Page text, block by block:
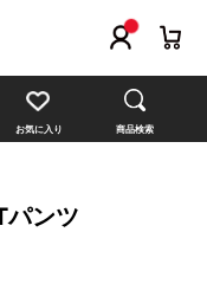
お気に入り 商品検索
パンツ